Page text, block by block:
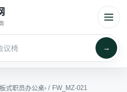
→
板式职员办公桌› / FW_MZ-021